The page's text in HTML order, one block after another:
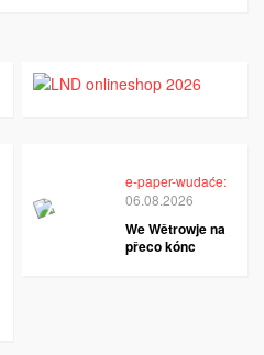
e-paper-wudaće:
06.08.2026
We Wětrowje na
přeco kónc